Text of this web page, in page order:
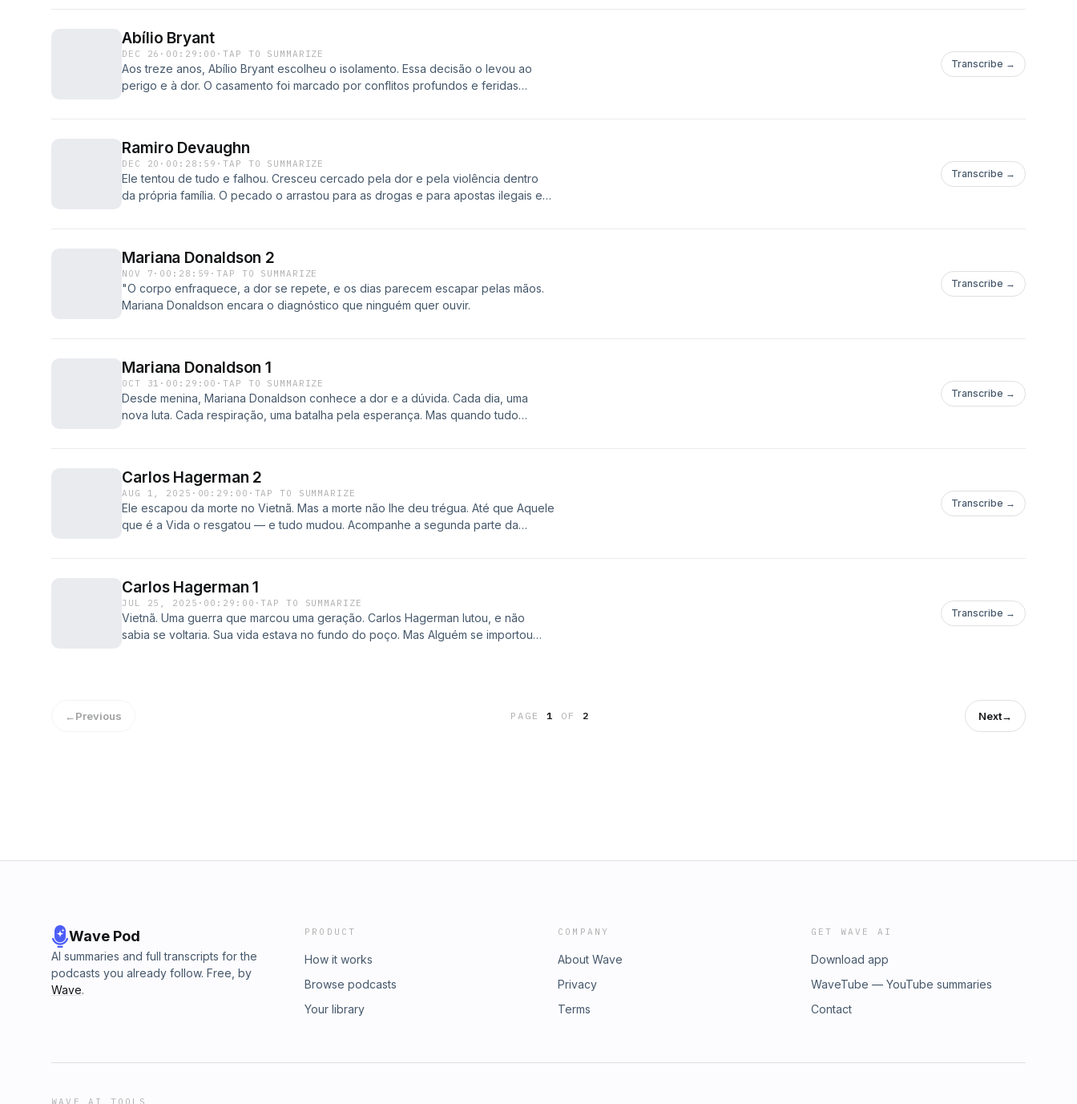
Abílio Bryant
DEC 26 · 00:29:00 ·TAP TO SUMMARIZE
Aos treze anos, Abílio Bryant escolheu o isolamento. Essa decisão o levou ao
perigo e à dor. O casamento foi marcado por conflitos profundos e feridas
Transcribe →
Ramiro Devaughn
DEC 20 · 00:28:59 ·TAP TO SUMMARIZE
Ele tentou de tudo e falhou. Cresceu cercado pela dor e pela violência dentro
da própria família. O pecado o arrastou para as drogas e para apostas ilegais em
Transcribe →
Mariana Donaldson 2
NOV 7 · 00:28:59 ·TAP TO SUMMARIZE
"O corpo enfraquece, a dor se repete, e os dias parecem escapar pelas mãos.
Mariana Donaldson encara o diagnóstico que ninguém quer ouvir.
Transcribe →
Mariana Donaldson 1
OCT 31 · 00:29:00 ·TAP TO SUMMARIZE
Desde menina, Mariana Donaldson conhece a dor e a dúvida. Cada dia, uma
nova luta. Cada respiração, uma batalha pela esperança. Mas quando tudo
Transcribe →
Carlos Hagerman 2
AUG 1, 2025 · 00:29:00 · TAP TO SUMMARIZE
Ele escapou da morte no Vietnã. Mas a morte não lhe deu trégua. Até que Aquele
que é a Vida o resgatou — e tudo mudou. Acompanhe a segunda parte da
Transcribe →
Carlos Hagerman 1
JUL 25, 2025 · 00:29:00 ·TAP TO SUMMARIZE
Vietnã. Uma guerra que marcou uma geração. Carlos Hagerman lutou, e não
sabia se voltaria. Sua vida estava no fundo do poço. Mas Alguém se importou
Transcribe →
←Previous PAGE1 OF 2 Next→
Wave Pod
AI summaries and full transcripts for the
podcasts you already follow. Free, by
Wave.
PRODUCT
How it works
Browse podcasts
Your library
COMPANY
About Wave
Privacy
Terms
GET WAVE AI
Download app
WaveTube — YouTube summaries
Contact
WAVE AI TOOLS